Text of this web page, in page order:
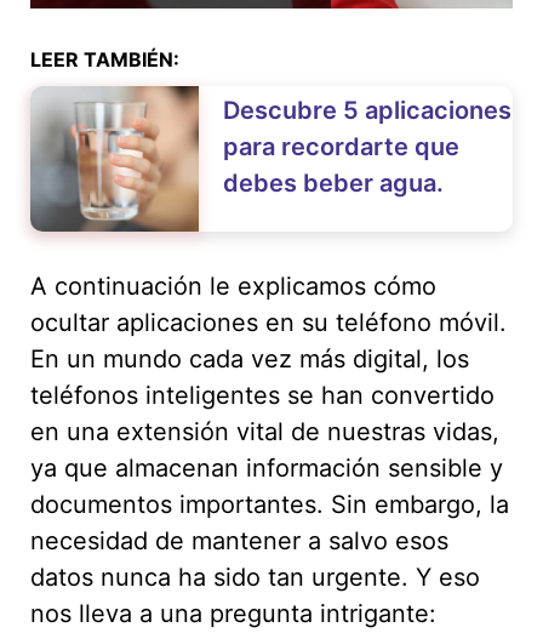
LEER TAMBIÉN:
Descubre 5 aplicaciones
para recordarte que
debes beber agua.
A continuación le explicamos cómo
ocultar aplicaciones en su teléfono móvil.
En un mundo cada vez más digital, los
teléfonos inteligentes se han convertido
en una extensión vital de nuestras vidas,
ya que almacenan información sensible y
documentos importantes. Sin embargo, la
necesidad de mantener a salvo esos
datos nunca ha sido tan urgente. Y eso
nos lleva a una pregunta intrigante: